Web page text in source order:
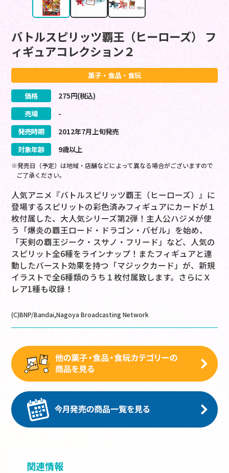
バトルスピリッツ覇王（ヒーローズ） フ
ィギュアコレクション２
菓子・食品・食玩
価格 275円(税込)
売場
-
発売時期
2012年7月上旬発売
対象年齢
9歳以上
※発売日（予定）は地域・店舗などによって異なる場合がございますので
ご了承ください。
人気アニメ『バトルスピリッツ覇王（ヒーローズ）』に
登場するスピリットの彩色済みフィギュアにカードが１
枚付属した、大人気シリーズ第2弾！主人公ハジメが使
う「爆炎の覇王ロード・ドラゴン・バゼル」を始め、
「天剣の覇王ジーク・スサノ・フリード」など、人気の
スピリット全6種をラインナップ！またフィギュアと連
動したバースト効果を持つ「マジックカード」が、新規
イラストで全6種類のうち１枚付属致します。さらにＸ
レア1種も収録！
(C)BNP/Bandai,Nagoya Broadcasting Network
関連情報